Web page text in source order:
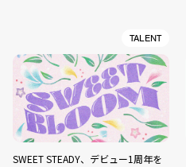
TALENT
SWEET STEADY、デビュー1周年を